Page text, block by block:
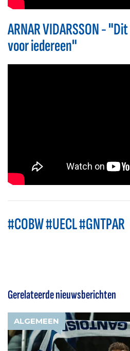
ARNAR VIDARSSON -
voor iedereen"
#COBW #UECL #GNTPAR
Gerelateerde nieuwsberichten
ALGEMEEN